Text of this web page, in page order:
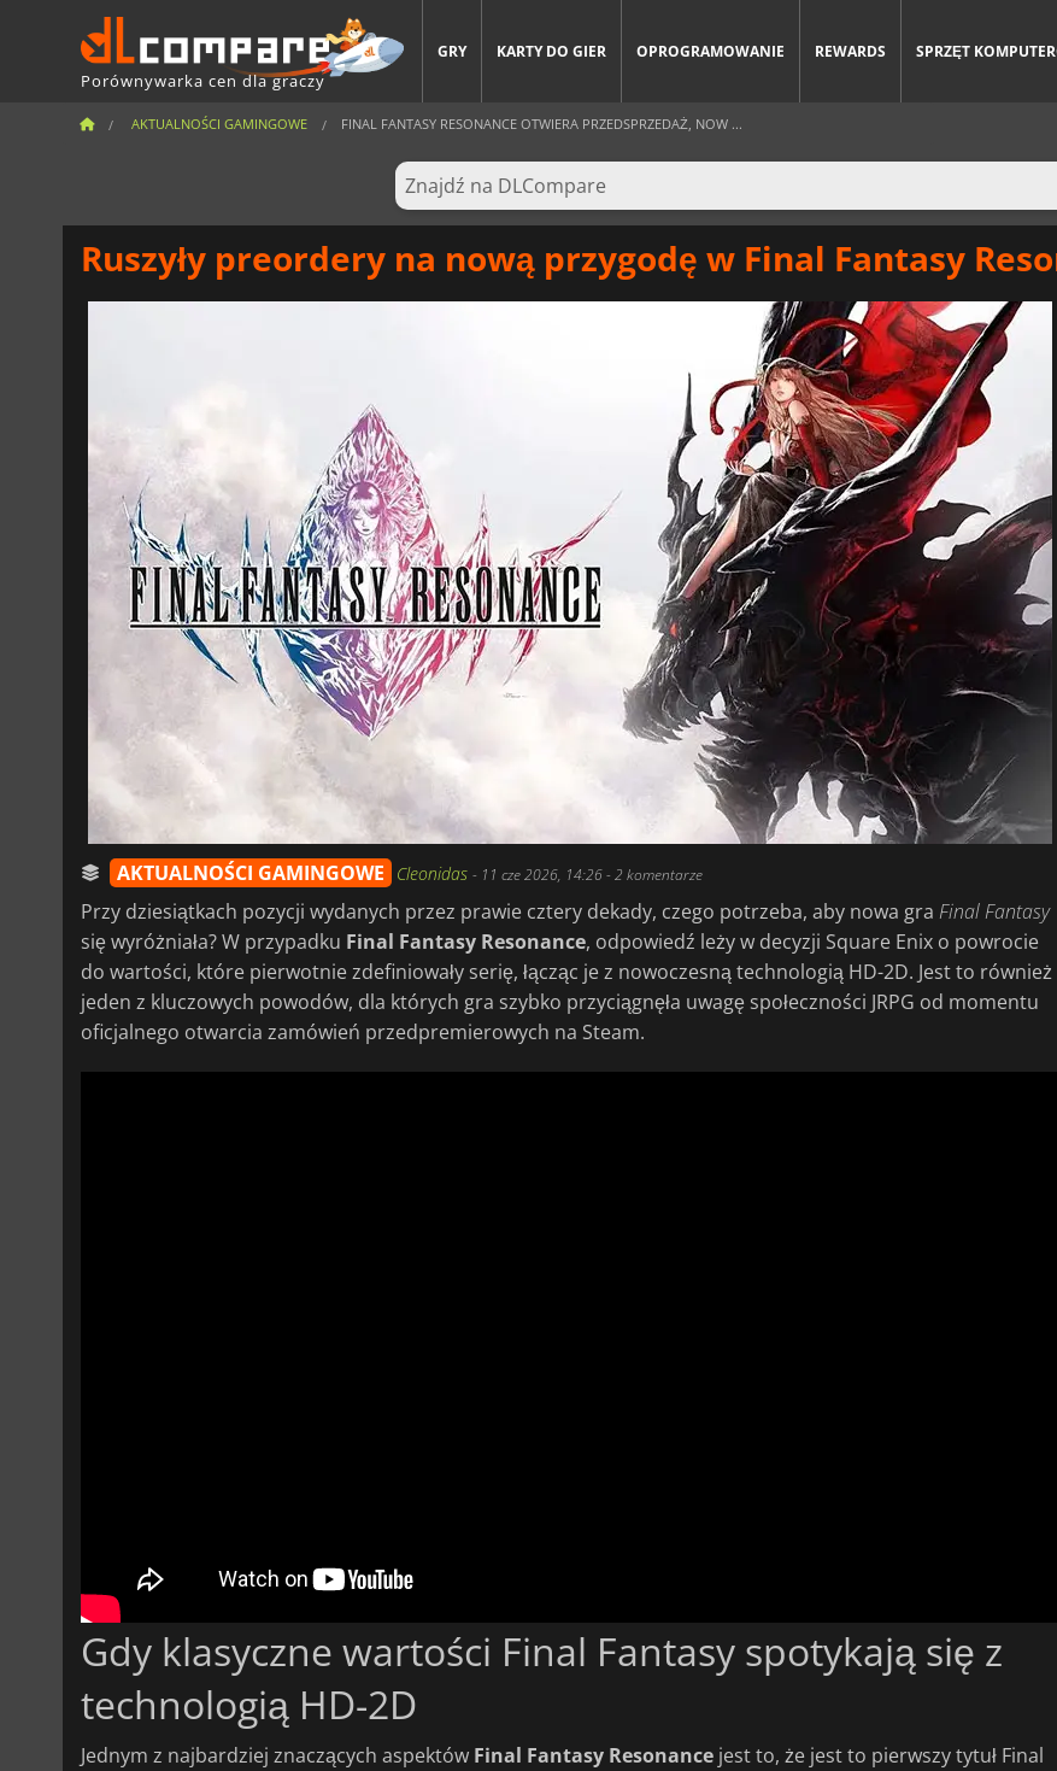
Porównywarka cen dla graczy
GRY KARTY DO GIER OPROGRAMOWANIE REWARDS SPRZĘT
AKTUALNOŚCI GAMINGOWE FINAL FANTASY RESONANCE OTWIERA PRZEDSPRZEDAŻ, NOW ...
Ruszyły preordery na nową przygodę w Final Fantasy
AKTUALNOŚCI GAMINGOWE Cleonidas - 11 cze 2026, 14:26- 2 komentarze
Przy dziesiątkach pozycji wydanych przez prawie cztery dekady, czego potrzeba, aby nowa gra FinalFantasy
się wyróżniała? W przypadku Final Fantasy Resonance, odpowiedź leży w decyzji Square Enix o powrocie
do wartości, które pierwotnie zdefiniowały serię, łącząc je z nowoczesną technologią HD-2D. Jest to również
jeden z kluczowych powodów, dla których gra szybko przyciągnęła uwagę społeczności JRPG od momentu
oficjalnego otwarcia zamówień przedpremierowych na Steam.
Gdy klasyczne wartości Final Fantasy spotykają się z
technologią HD-2D
Jednym z najbardziej znaczących aspektów Final Fantasy Resonance jest to, że jest to pierwszy tytuł Final